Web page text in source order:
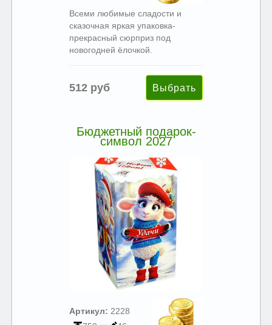
Всеми любимые сладости и
сказочная яркая упаковка-
прекрасный сюрприз под
новогодней ёлочкой.
512 руб
Бюджетный подарок-
символ 2027
Артикул: 2228